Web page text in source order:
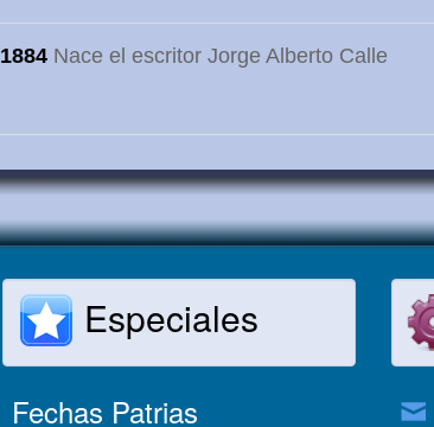
1884 Nace el escritor Jorge Alberto Calle
Especiales
Fechas Patrias